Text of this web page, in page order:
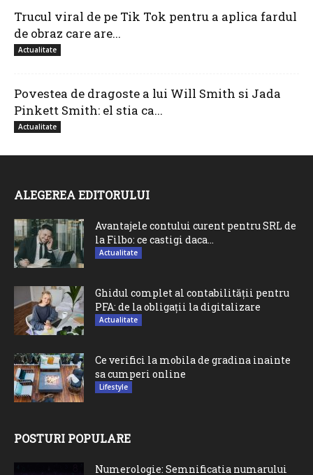
Trucul viral de pe Tik Tok pentru a aplica fardul
de obraz care are...
Actualitate
Povestea de dragoste a lui Will Smith si Jada
Pinkett Smith: el stia ca...
Actualitate
ALEGEREA EDITORULUI
Avantajele contului curent pentru SRL de
la Filbo: ce castigi daca...
Actualitate
Ghidul complet al contabilității pentru
PFA: de la obligații la digitalizare
Actualitate
Ce verifici la mobila de gradina inainte
sa cumperi online
Lifestyle
POSTURI POPULARE
Numerologie: Semnificatia numarului